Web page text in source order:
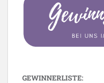
GEWINNERLISTE: